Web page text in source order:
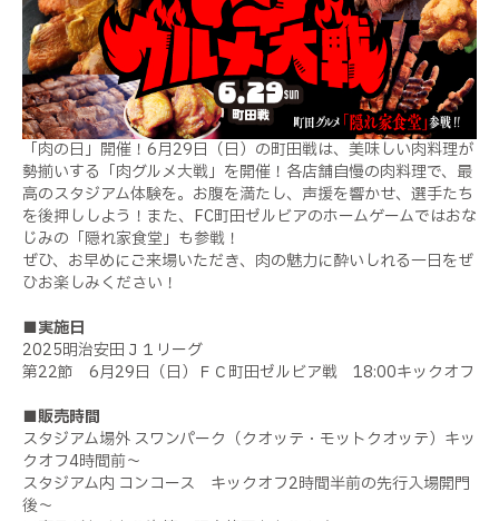
「肉の日」開催！6月29日（日）の町田戦は、美味しい肉料理が
勢揃いする「肉グルメ大戦」を開催！各店舗自慢の肉料理で、最
高のスタジアム体験を。お腹を満たし、声援を響かせ、選手たち
を後押ししよう！また、FC町田ゼルビアのホームゲームではおな
じみの「隠れ家食堂」も参戦！
ぜひ、お早めにご来場いただき、肉の魅力に酔いしれる一日をぜ
ひお楽しみください！
■実施日
2025明治安田Ｊ１リーグ
第22節 6月29日（日）ＦＣ町田ゼルビア戦 18:00キックオフ
■販売時間
スタジアム場外 スワンパーク（クオッテ・モットクオッテ）キッ
クオフ4時間前～
スタジアム内 コンコース キックオフ2時間半前の先行入場開門
後～